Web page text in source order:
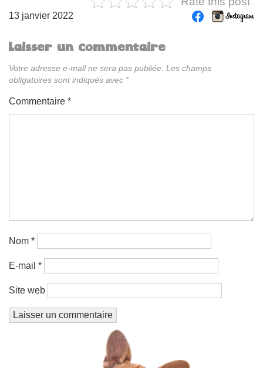
13 janvier 2022
Laisser un commentaire
Votre adresse e-mail ne sera pas publiée. Les champs
obligatoires sont indiqués avec *
Commentaire *
Nom *
E-mail *
Site web